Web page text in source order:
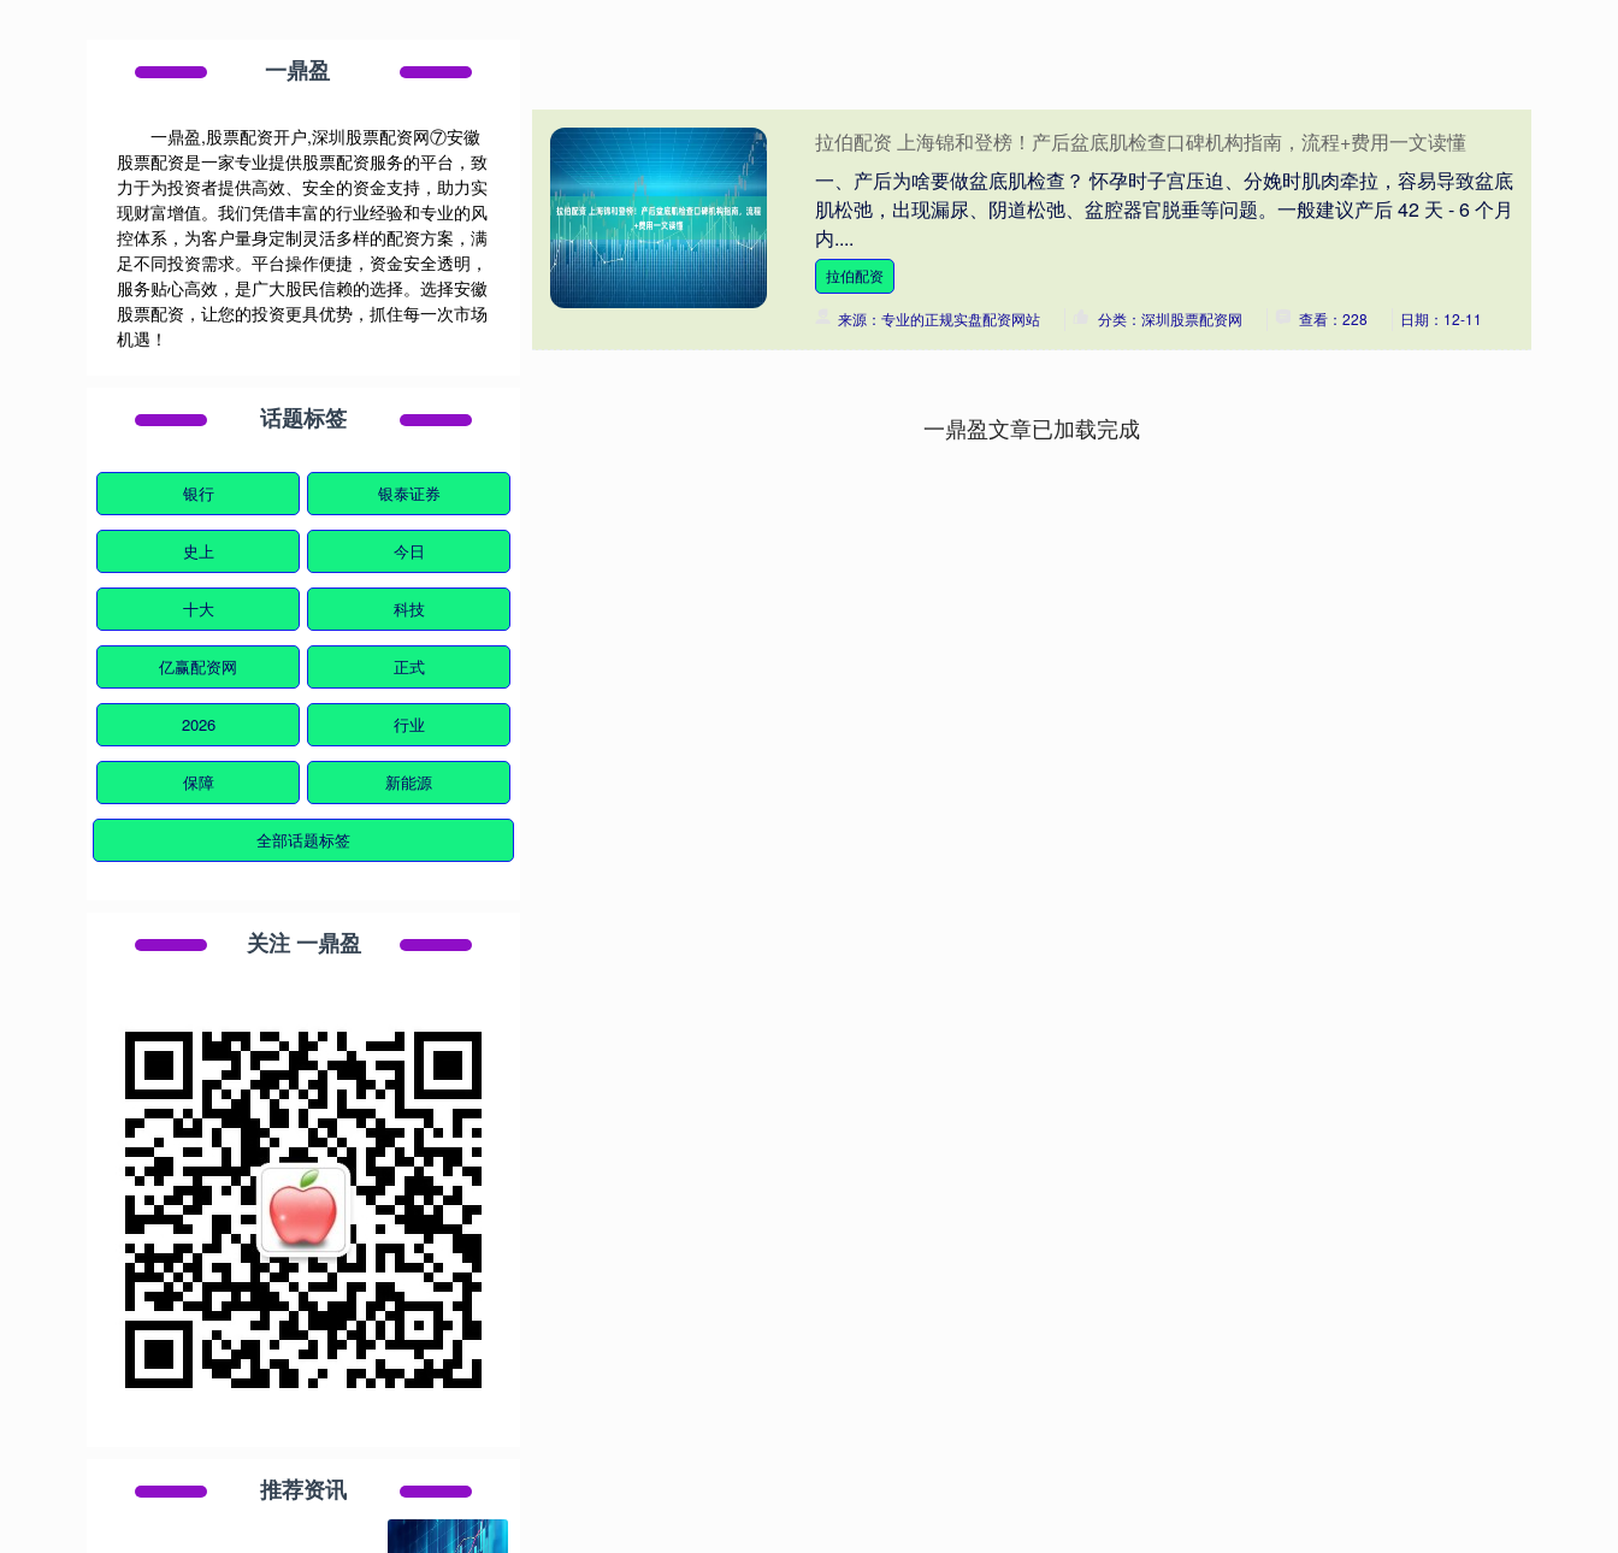
拉伯配资 上海锦和登榜！产后盆底肌检查口碑机构指南，流程+费用一文读懂
一、产后为啥要做盆底肌检查？ 怀孕时子宫压迫、分娩时肌肉牵拉，容易导致盆底
肌松弛，出现漏尿、阴道松弛、盆腔器官脱垂等问题。一般建议产后 42 天 - 6 个月
内....
拉伯配资
来源：专业的正规实盘配资网站 分类：深圳股票配资网 查看：228 日期：12-11
一鼎盈文章已加载完成
一鼎盈
一鼎盈,股票配资开户,深圳股票配资网⑦安徽
股票配资是一家专业提供股票配资服务的平台，致
力于为投资者提供高效、安全的资金支持，助力实
现财富增值。我们凭借丰富的行业经验和专业的风
控体系，为客户量身定制灵活多样的配资方案，满
足不同投资需求。平台操作便捷，资金安全透明，
服务贴心高效，是广大股民信赖的选择。选择安徽
股票配资，让您的投资更具优势，抓住每一次市场
机遇！
话题标签
银行 银泰证券
史上 今日
十大 科技
亿赢配资网 正式
2026 行业
保障 新能源
全部话题标签
关注 一鼎盈
推荐资讯